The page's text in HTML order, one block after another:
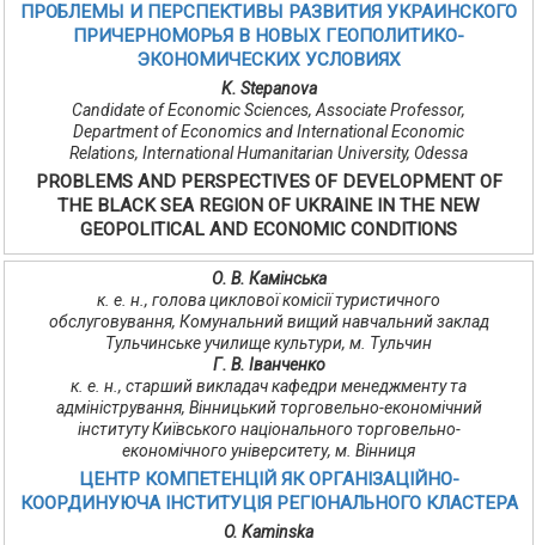
ПРОБЛЕМЫ И ПЕРСПЕКТИВЫ РАЗВИТИЯ УКРАИНСКОГО
ПРИЧЕРНОМОРЬЯ В НОВЫХ ГЕОПОЛИТИКО-
ЭКОНОМИЧЕСКИХ УСЛОВИЯХ
K. Stepanova
Candidate of Economic Sciences, Associate Professor,
Department of Economics and International Economic
Relations, International Humanitarian University, Odessa
PROBLEMS AND PERSPECTIVES OF DEVELOPMENT OF
THE BLACK SEA REGION OF UKRAINE IN THE NEW
GEOPOLITICAL AND ECONOMIC CONDITIONS
О. В. Камінська
к. е. н., голова циклової комісії туристичного
обслуговування, Комунальний вищий навчальний заклад
Тульчинське училище культури, м. Тульчин
Г. В. Іванченко
к. е. н., старший викладач кафедри менеджменту та
адміністрування, Вінницький торговельно-економічний
інституту Київського національного торговельно-
економічного університету, м. Вінниця
ЦЕНТР КОМПЕТЕНЦІЙ ЯК ОРГАНІЗАЦІЙНО-
КООРДИНУЮЧА ІНСТИТУЦІЯ РЕГІОНАЛЬНОГО КЛАСТЕРА
O. Kaminska